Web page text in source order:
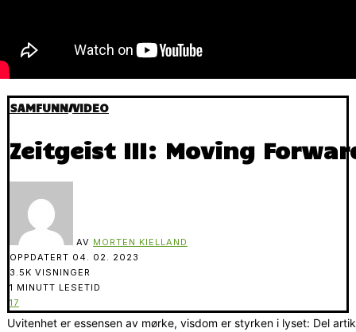
SAMFUNN/VIDEO
Zeitgeist III: Moving
AV MORTEN KIELLAND
OPPDATERT 04. 02. 2023
3.5K VISNINGER
1 MINUTT LESETID
17
Uvitenhet er essensen av mørke, visdom er styrken i lyset: Del